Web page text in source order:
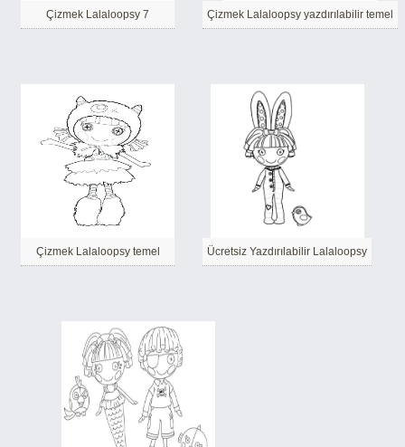
Çizmek Lalaloopsy 7 Çizmek Lalaloopsy yazdırılabilir temel
Çizmek Lalaloopsy temel Ücretsiz Yazdırılabilir Lalaloopsy